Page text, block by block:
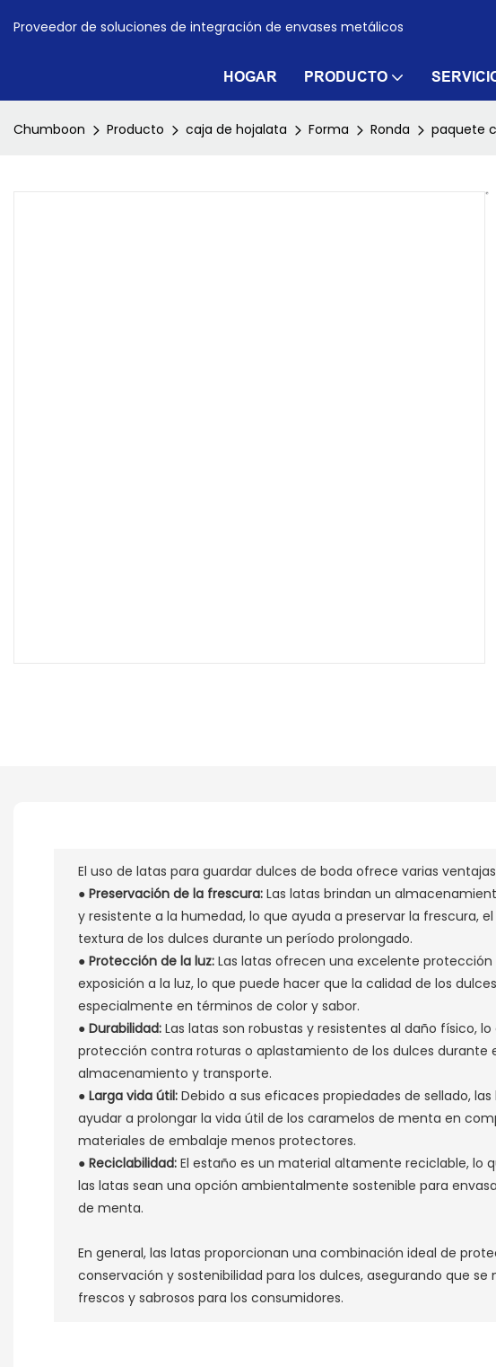
Proveedor de soluciones de integración de envases metálicos
HOGAR PRODUCTO
Chumboon Producto caja de hojalata Forma Ronda paquete
El uso de latas para guardar dulces de boda ofrece varias
● Preservación de la frescura: Las latas brindan un
y resistente a la humedad, lo que ayuda a preservar la frescura, el
textura de los dulces durante un período prolongado.
● Protección de la luz: Las latas ofrecen una excelente
exposición a la luz, lo que puede hacer que la calidad de los
especialmente en términos de color y sabor.
● Durabilidad: Las latas son robustas y resistentes al daño físico,
protección contra roturas o aplastamiento de los dulces durante
almacenamiento y transporte.
● Larga vida útil: Debido a sus eficaces propiedades de sellado,
ayudar a prolongar la vida útil de los caramelos de menta en
materiales de embalaje menos protectores.
● Reciclabilidad: El estaño es un material altamente reciclable, lo
las latas sean una opción ambientalmente sostenible para
de menta.
En general, las latas proporcionan una combinación ideal de
conservación y sostenibilidad para los dulces, asegurando que se
frescos y sabrosos para los consumidores.